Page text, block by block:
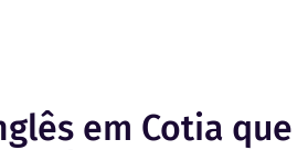
em Cotia que